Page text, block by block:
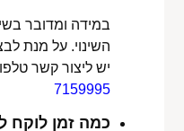
במידה ומדובר
השינוי. על מנת
יש ליצור קשר
7159995
כמה זמן לוקח